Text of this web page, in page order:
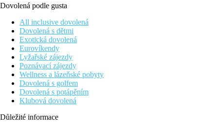
Dovolená podle gusta
All inclusive dovolená
Dovolená s dětmi
Exotická dovolená
Eurovíkendy
Lyžařské zájezdy
Poznávací zájezdy
Wellness a lázeňské pobyty
Dovolená s golfem
Dovolená s potápěním
Klubová dovolená
Důležité informace